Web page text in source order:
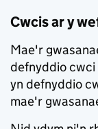
Cwcis ar y
Mae'r
defnyddio
yn defnyddio
mae'r